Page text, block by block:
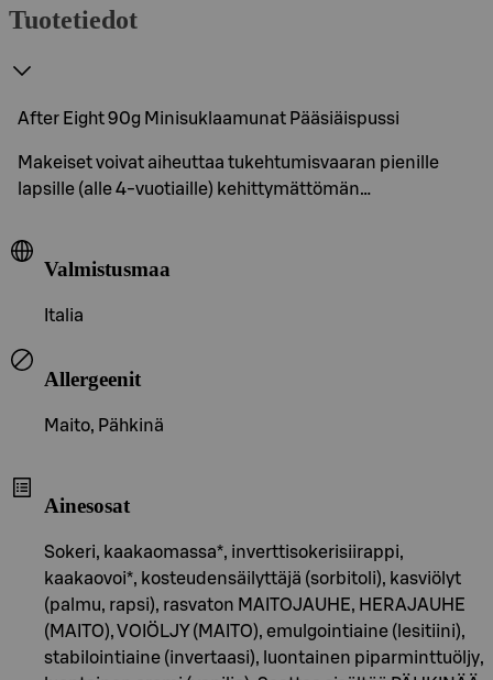
Tuotetiedot
After Eight 90g Minisuklaamunat Pääsiäispussi
Makeiset voivat aiheuttaa tukehtumisvaaran pienille
lapsille (alle 4-vuotiaille) kehittymättömän…
Valmistusmaa
Italia
Allergeenit
Maito, Pähkinä
Ainesosat
Sokeri, kaakaomassa*, inverttisokerisiirappi,
kaakaovoi*, kosteudensäilyttäjä (sorbitoli), kasviölyt
(palmu, rapsi), rasvaton MAITOJAUHE, HERAJAUHE
(MAITO), VOIÖLJY (MAITO), emulgointiaine (lesitiini),
stabilointiaine (invertaasi), luontainen piparminttuöljy,